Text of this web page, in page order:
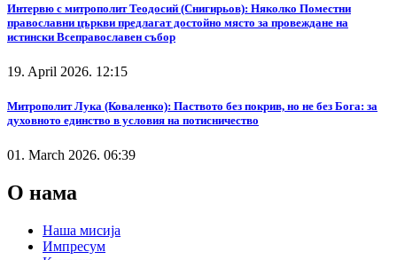
Интервю с митрополит Теодосий (Снигирьов): Няколко Поместни
православни църкви предлагат достойно място за провеждане на
истински Всеправославен събор
19. April 2026. 12:15
Митрополит Лука (Коваленко): Паството без покрив, но не без Бога: за
духовното единство в условия на потисничество
01. March 2026. 06:39
О нама
Наша мисија
Импресум